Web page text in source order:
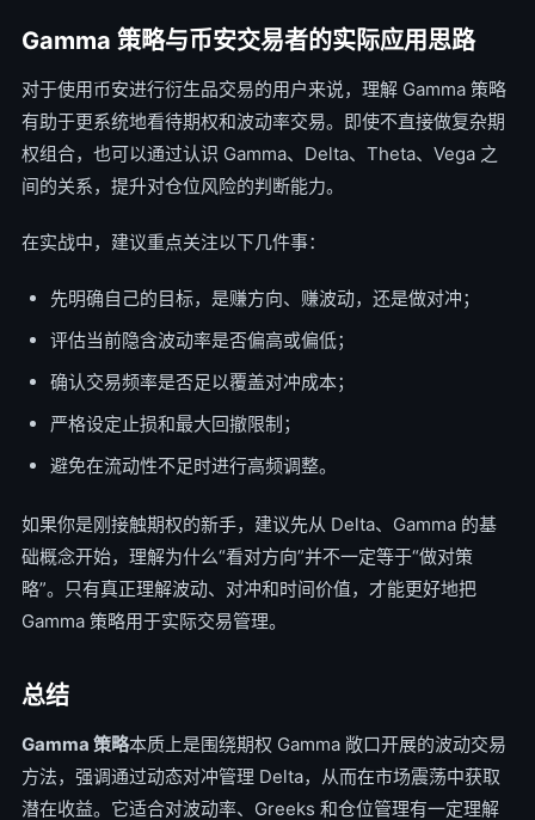
Gamma 策略与币安交易者的实际应用思路
对于使用币安进行衍生品交易的用户来说，理解 Gamma 策略
有助于更系统地看待期权和波动率交易。即使不直接做复杂期
权组合，也可以通过认识 Gamma、Delta、Theta、Vega 之
间的关系，提升对仓位风险的判断能力。
在实战中，建议重点关注以下几件事：
先明确自己的目标，是赚方向、赚波动，还是做对冲；
评估当前隐含波动率是否偏高或偏低；
确认交易频率是否足以覆盖对冲成本；
严格设定止损和最大回撤限制；
避免在流动性不足时进行高频调整。
如果你是刚接触期权的新手，建议先从 Delta、Gamma 的基
础概念开始，理解为什么“看对方向”并不一定等于“做对策
略”。只有真正理解波动、对冲和时间价值，才能更好地把
Gamma 策略用于实际交易管理。
总结
Gamma 策略本质上是围绕期权 Gamma 敞口开展的波动交易
方法，强调通过动态对冲管理 Delta，从而在市场震荡中获取
潜在收益。它适合对波动率、Greeks 和仓位管理有一定理解